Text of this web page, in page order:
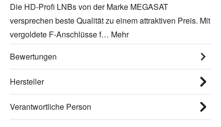
Die HD-Profi LNBs von der Marke MEGASAT
versprechen beste Qualität zu einem attraktiven Preis. Mit
vergoldete F-Anschlüsse f… Mehr
Bewertungen
Hersteller
Verantwortliche Person